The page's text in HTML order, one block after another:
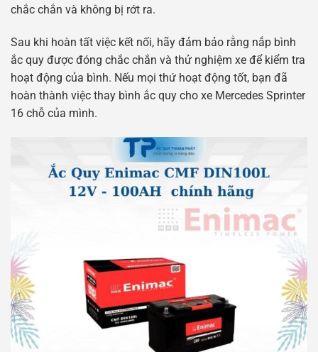
chắc chắn và không bị rớt ra.
Sau khi hoàn tất việc kết nối, hãy đảm bảo rằng nắp bình
ắc quy được đóng chắc chắn và thử nghiệm xe để kiểm tra
hoạt động của bình. Nếu mọi thứ hoạt động tốt, bạn đã
hoàn thành việc thay bình ắc quy cho xe Mercedes Sprinter
16 chỗ của mình.